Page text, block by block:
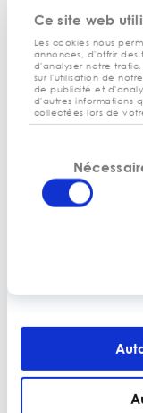
Ce site web
Les cookies nous
annonces, d'offrir des
d'analyser notre
sur l'utilisation de
de publicité et
d'autres informations
collectées lors de
consentement
Enfin, Ecofinance
transformation de
fiscal,
compétences…
administratifs et
décisions futures
Le
probant
Le service